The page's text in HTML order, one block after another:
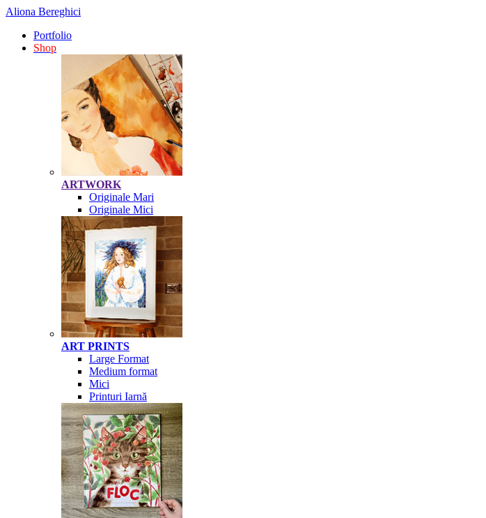
Aliona Bereghici
Portfolio
Shop
ARTWORK
Originale Mari
Originale Mici
ART PRINTS
Large Format
Medium format
Mici
Printuri Iarnă